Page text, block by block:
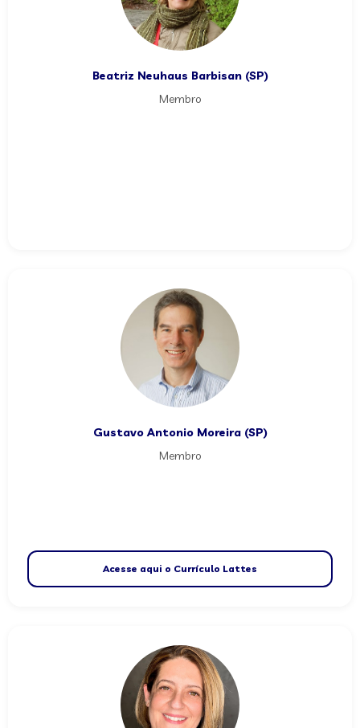
Beatriz Neuhaus Barbisan (SP)
Membro
Gustavo Antonio Moreira (SP)
Membro
Acesse aqui o Currículo Lattes